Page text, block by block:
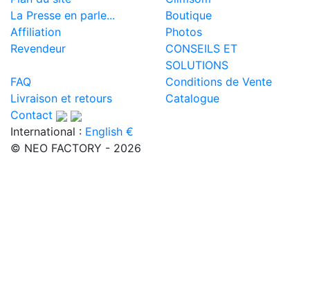
La Presse en parle...
Boutique
Affiliation
Photos
Revendeur
CONSEILS ET
SOLUTIONS
FAQ
Conditions de Vente
Livraison et retours
Catalogue
Contact
International : English €
© NEO FACTORY - 2026